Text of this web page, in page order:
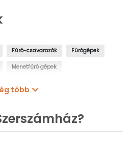
Fúró-csavarozók Fúrógépek
Menetfúró gépek
több